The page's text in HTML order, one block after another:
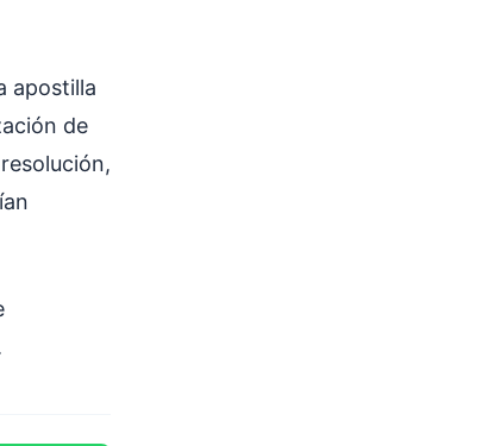
apostilla
de